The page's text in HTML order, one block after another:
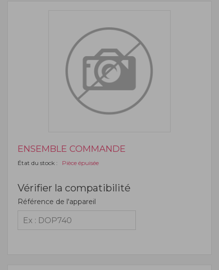
ENSEMBLE COMMANDE
État du stock : Pièce épuisée
Vérifier la compatibilité
Référence de l'appareil